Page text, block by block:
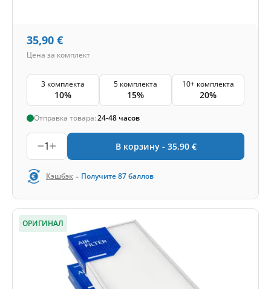
35,90 €
Цена за комплект
3 комплекта
10%
5 комплекта
15%
10+ комплекта
20%
Отправка товара:24-48 часов
1 В корзину - 35,90 €
Кэшбэк - Получите87баллов
ОРИГИНАЛ